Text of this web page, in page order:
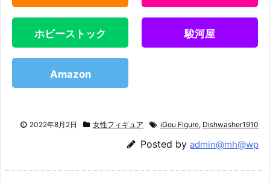
ホビーストック 駿河屋
Amazon
2022年8月2日 女性フィギュア iGou Figure, Dishwasher1910
Posted by admin@mh@wp